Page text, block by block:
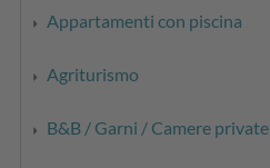
Appartamenti con piscina
Agriturismo
B&B / Garni / Camere private